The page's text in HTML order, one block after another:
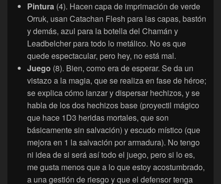
Pintura (4). Hacen capa de imprimación de verde
Orruk, usan Catachan Flesh para las capas, bastón
y demás, azul para la botella del Chamán y
Leadbelcher para todo lo metálico. No es que
quede espectacular, pero hey, no está mal.
Juego (8). Bien, como era de esperar. Se da un
vistazo a la magia, que se realiza en fase de héroe;
se explica cómo lanzar y dispersar hechizos, y se
habla de los dos hechizos base (proyectil mágico
que hace 1D3 heridas mortales, que son
básicamente sin salvación) y escudo místico (que
mejora en 1 la salvación por armadura). No tengo
ni idea de si será así todo el juego, pero si lo es,
me gusta menos que a lo que estoy acostumbrado,
a una gestión de riesgo y que el defensor tenga